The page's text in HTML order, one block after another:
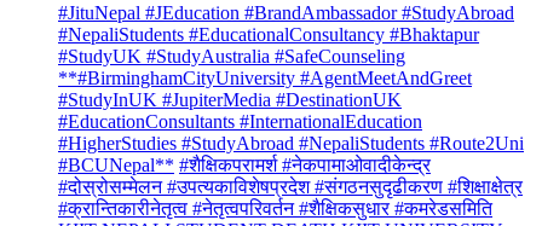
#JituNepal #JEducation #BrandAmbassador #StudyAbroad
#NepaliStudents #EducationalConsultancy #Bhaktapur
#StudyUK #StudyAustralia #SafeCounseling
**#BirminghamCityUniversity #AgentMeetAndGreet
#StudyInUK #JupiterMedia #DestinationUK
#EducationConsultants #InternationalEducation
#HigherStudies #StudyAbroad #NepaliStudents #Route2Uni
#BCUNepal** #शैक्षिकपरामर्श #नेकपामाओवादीकेन्द्र
#दोस्रोसम्मेलन #उपत्यकाविशेषप्रदेश #संगठनसुदृढीकरण #शिक्षाक्षेत्र
#क्रान्तिकारीनेतृत्व #नेतृत्वपरिवर्तन #शैक्षिकसुधार #कमरेडसमिति